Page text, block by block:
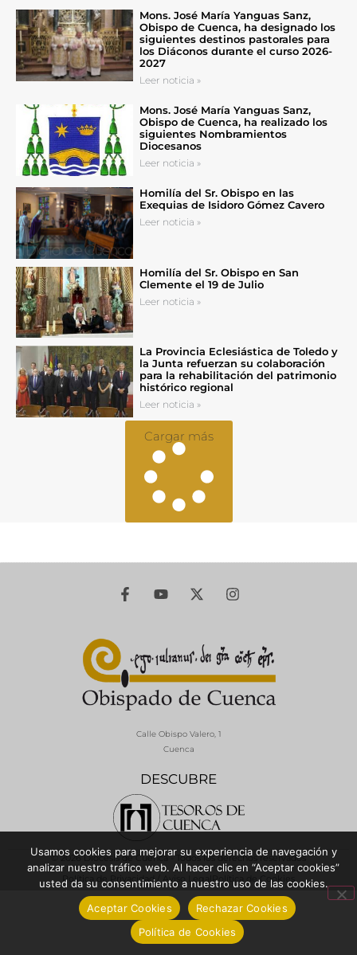
Mons. José María Yanguas Sanz,
Obispo de Cuenca, ha designado los
siguientes destinos pastorales para
los Diáconos durante el curso 2026-
2027
Leer noticia »
Mons. José María Yanguas Sanz,
Obispo de Cuenca, ha realizado los
siguientes Nombramientos
Diocesanos
Leer noticia »
Homilía del Sr. Obispo en las
Exequias de Isidoro Gómez Cavero
Leer noticia »
Homilía del Sr. Obispo en San
Clemente el 19 de Julio
Leer noticia »
La Provincia Eclesiástica de Toledo y
la Junta refuerzan su colaboración
para la rehabilitación del patrimonio
histórico regional
Leer noticia »
Cargar más
DESCUBRE
Calle Obispo Valero, 1
Cuenca
© 2026 Diócesis de Cuenca - Todos los derechos reservados
Política de Privacidad / Aviso Legal Política de Cookies
Usamos cookies para mejorar su experiencia de navegación y
analizar nuestro tráfico web. Al hacer clic en “Aceptar cookies”
usted da su consentimiento a nuestro uso de las cookies.
Aceptar Cookies
Rechazar Cookies
Política de Cookies